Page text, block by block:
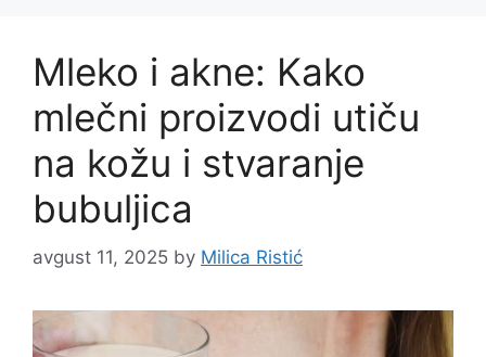
Mleko i akne: Kako
mlečni proizvodi utiču
na kožu i stvaranje
bubuljica
avgust 11, 2025 by Milica Ristić